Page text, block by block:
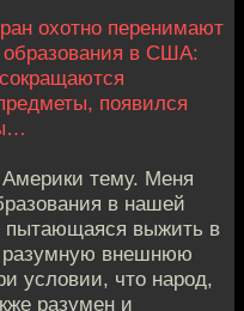
охотно перенимают
образования в США:
появился
тему. Меня
в нашей
пытающаяся выжить в
внешнюю
условии, что народ,
разумен и